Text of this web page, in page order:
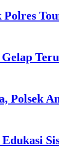
Polsek
Edukasi